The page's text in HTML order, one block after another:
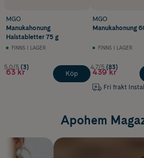
MGO
Manukahonung
Halstabletter 75 g
FINNS I LAGER
5.0/5 (3)
63 kr Köp
MGO
Manukahonung
FINNS I LAGER
4.7/5 (83)
439 kr
Fri frakt
Apohem